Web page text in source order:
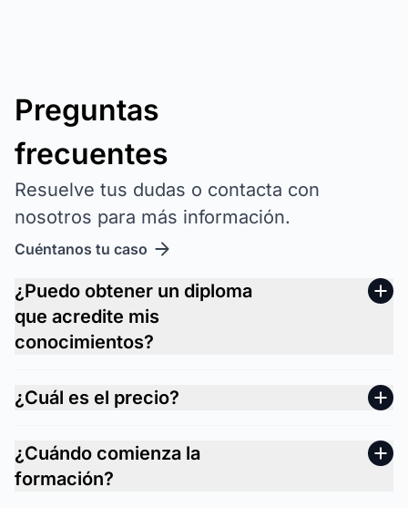
Preguntas
frecuentes
Resuelve tus dudas o contacta con
nosotros para más información.
Cuéntanos tu caso
¿Puedo obtener un diploma
que acredite mis
conocimientos?
¿Cuál es el precio?
¿Cuándo comienza la
formación?